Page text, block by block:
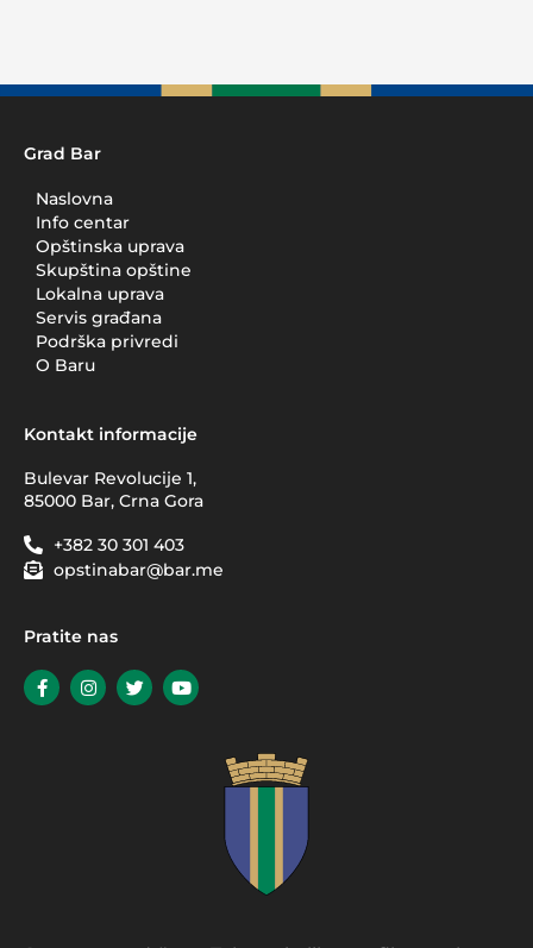
Grad Bar
Naslovna
Info centar
Opštinska uprava
Skupština opštine
Lokalna uprava
Servis građana
Podrška privredi
O Baru
Kontakt informacije
Bulevar Revolucije 1,
85000 Bar, Crna Gora
+382 30 301 403
opstinabar@bar.me
Pratite nas